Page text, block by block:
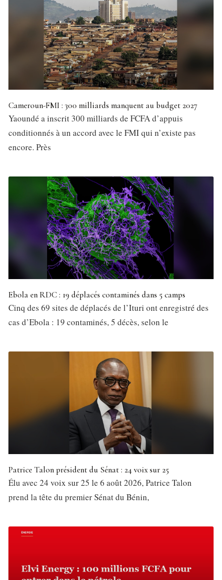
Cameroun-FMI : 300 milliards manquent au budget 2027
Yaoundé a inscrit 300 milliards de FCFA d’appuis
conditionnés à un accord avec le FMI qui n’existe pas
encore. Près
Ebola en RDC : 19 déplacés contaminés dans 5 camps
Cinq des 69 sites de déplacés de l’Ituri ont enregistré des
cas d’Ebola : 19 contaminés, 5 décès, selon le
Patrice Talon président du Sénat : 24 voix sur 25
Élu avec 24 voix sur 25 le 6 août 2026, Patrice Talon
prend la tête du premier Sénat du Bénin,